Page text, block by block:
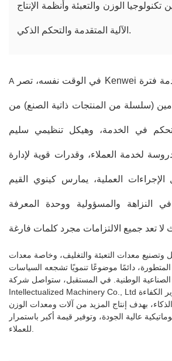
الوزن والتعبئة وأنظمة الإنتاج
الآلية المتقدمة والتحكم الذكي.
A
(سلسلة من المنتجات ذاتية الصنع) من
في الخدمة، وهيكل تنظيمي سليم
لخدمة العملاء، وقدرات قوية لإدارة
العملية، يمارس كينوي القيم
في النزاهة والمسؤولية ووحدة المعرفة
وتصنيع معدات التعبئة والتغليف، وخاصة معدات
المتطورة، دائمًا موضوعًا تنمويًا تشجعه السياسات
الصناعية الوطنية. في المستقبل، ستواصل شركة Guangdong Kenwei
Intellectualized Machinery Co., Ltd التركيز على تطوير الكفاءة
بهدف إنتاج المزيد من آلات ومعدات الوزن
عالية الجودة، وتوفير قيمة أكبر باستمرار
للعملاء.